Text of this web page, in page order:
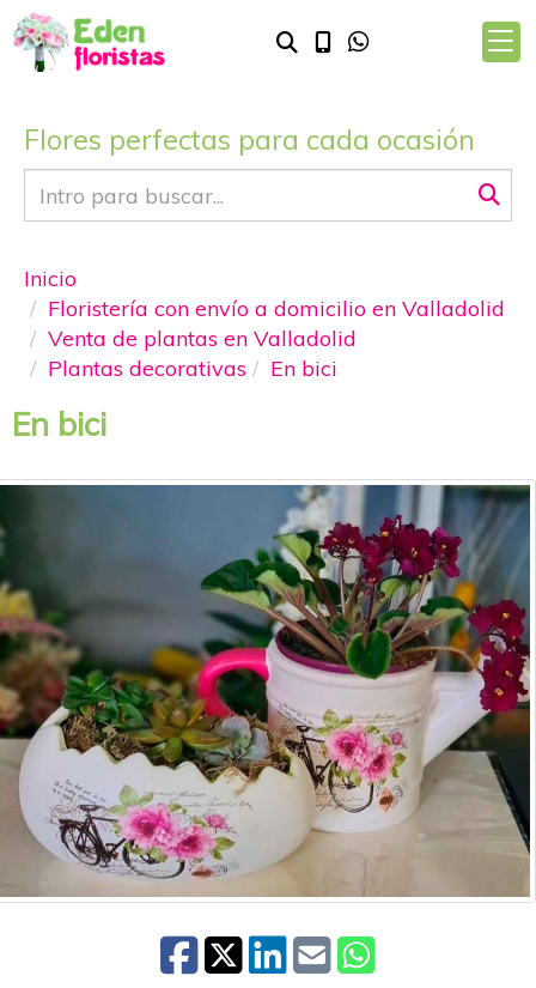
Flores perfectas para cada ocasión
Inicio
Floristería con envío a domicilio en Valladolid
Venta de plantas en Valladolid
Plantas decorativas
En bici
En bici